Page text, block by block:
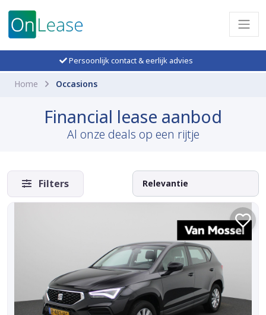
Persoonlijk contact & eerlijk advies
Home Occasions
Financial lease aanbod
Al onze deals op een rijtje
Filters